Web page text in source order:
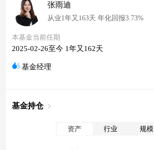
张雨迪
从业1年又163天 年化回报3.73%
本基金当前任期
2025-02-26至今 1年又162天
基金经理
基金持仓
资产 行业 规模